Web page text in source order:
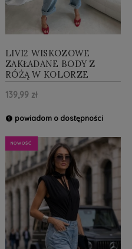
LIVI2 WISKOZOWE
ZAKŁADANE BODY Z
RÓŻĄ W KOLORZE
CZERWONYM BEZ
RĘKAWA
139,99 zł
powiadom o dostępności
NOWOŚĆ